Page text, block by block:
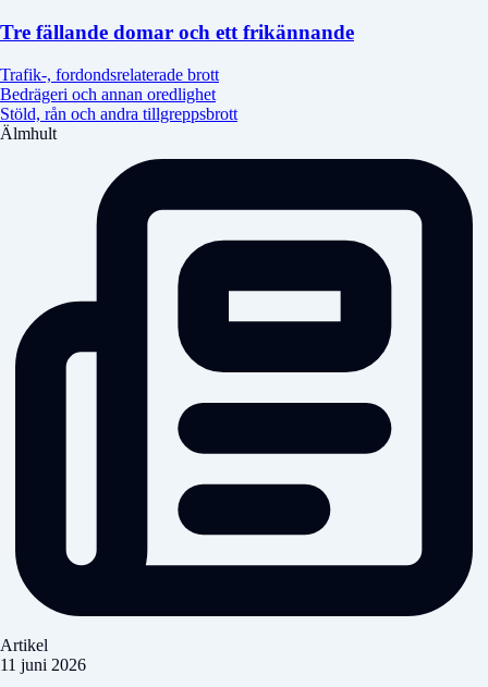
Tre fällande domar och ett frikännande
Trafik-, fordondsrelaterade brott
Bedrägeri och annan oredlighet
Stöld, rån och andra tillgreppsbrott
Älmhult
Artikel
11 juni 2026